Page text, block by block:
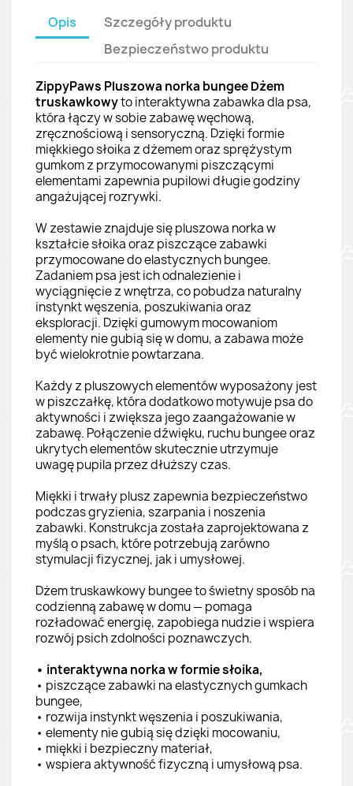
Opis
Szczegóły produktu
Bezpieczeństwo produktu
ZippyPaws Pluszowa norka bungee Dżem
truskawkowyto interaktywna zabawka dla psa,
która łączy w sobie zabawę węchową,
zręcznościową i sensoryczną. Dzięki formie
miękkiego słoika z dżemem oraz sprężystym
gumkom z przymocowanymi piszczącymi
elementami zapewnia pupilowi długie godziny
angażującej rozrywki.
W zestawie znajduje się pluszowa norka w
kształcie słoika oraz piszczące zabawki
przymocowane do elastycznych bungee.
Zadaniem psa jest ich odnalezienie i
wyciągnięcie z wnętrza, co pobudza naturalny
instynkt węszenia, poszukiwania oraz
eksploracji. Dzięki gumowym mocowaniom
elementy nie gubią się w domu, a zabawa może
być wielokrotnie powtarzana.
Każdy z pluszowych elementów wyposażony jest
w piszczałkę, która dodatkowo motywuje psa do
aktywności i zwiększa jego zaangażowanie w
zabawę. Połączenie dźwięku, ruchu bungee oraz
ukrytych elementów skutecznie utrzymuje
uwagę pupila przez dłuższy czas.
Miękki i trwały plusz zapewnia bezpieczeństwo
podczas gryzienia, szarpania i noszenia
zabawki. Konstrukcja została zaprojektowana z
myślą o psach, które potrzebują zarówno
stymulacji fizycznej, jak i umysłowej.
Dżem truskawkowy bungee to świetny sposób na
codzienną zabawę w domu — pomaga
rozładować energię, zapobiega nudzie i wspiera
rozwój psich zdolności poznawczych.
• interaktywna norka w formie słoika,
• piszczące zabawki na elastycznych gumkach
bungee,
• rozwija instynkt węszenia i poszukiwania,
• elementy nie gubią się dzięki mocowaniu,
• miękki i bezpieczny materiał,
• wspiera aktywność fizyczną i umysłową psa.